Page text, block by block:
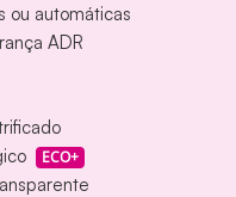
ou automáticas
ADR
ECO+